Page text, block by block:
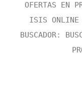
OFERTAS EN
ISIS ONLINE
BUSCADOR: